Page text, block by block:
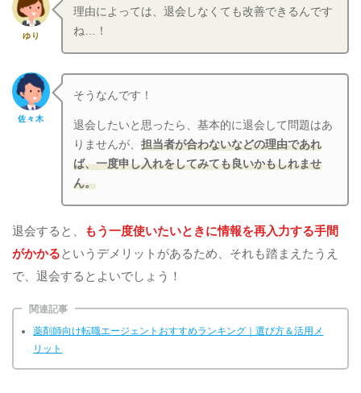
ゆり
理由によっては、退会しなくても改善できるんです
ね…！
佐々木
そうなんです！
退会したいと思ったら、基本的に退会して問題はあ
りませんが、担当者が合わないなどの理由であれ
ば、一度申し入れをしてみても良いかもしれませ
ん。
退会すると、
もう一度使いたいときに情報を再入力する手間
がかかるというデメリットがあるため、それも踏まえたうえ
で、退会するとよいでしょう！
関連記事
薬剤師向け転職エージェントおすすめランキング｜選び方＆活用メ
リット